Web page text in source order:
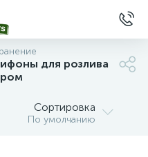
для розлива
Сортировка
По умолчанию